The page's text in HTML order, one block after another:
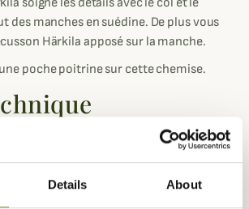
Details About
des manches en suédine. De plus vous
Härkila apposé sur la manche.
poche poitrine sur cette chemise.
90% Polyester, 10% Laine
Beige, Gris, Noir, Rouge, Vert
Homme